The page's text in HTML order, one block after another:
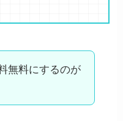
無料にするのが